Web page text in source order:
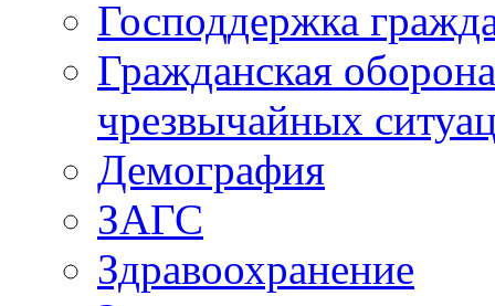
Господдержка
Гражданская
чрезвычайных
Демография
ЗАГС
Здравоохранение